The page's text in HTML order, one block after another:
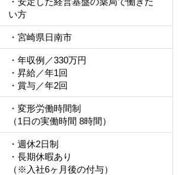
い方
・宮崎県日南市
・年収例／330万円
・昇給／年1回
・賞与／年2回
・変形労働時間制
（1日の実働時間 8時間）
・週休2日制
・長期休暇あり
（※入社6ヶ月後の付与）